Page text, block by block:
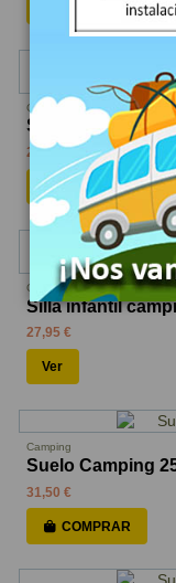
COMPRAR
Camping
Silla infantil
27,95 €
COMPRAR
Camping
Silla infantil
27,95 €
Ver
Camping
Suelo Camping
31,50 €
COMPRAR